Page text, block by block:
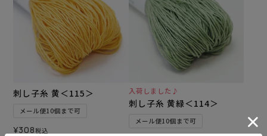
刺し子糸 黄＜115＞
メール便10個まで可
¥308税込
入荷しました♪
刺し子糸 黄緑＜114＞
メール便10個まで可